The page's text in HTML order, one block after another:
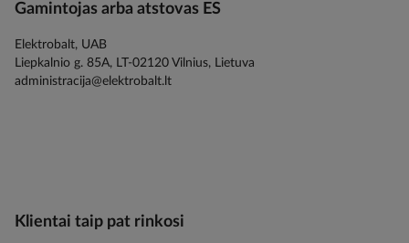
Gamintojas arba atstovas ES
Elektrobalt, UAB
Liepkalnio g. 85A, LT-02120 Vilnius, Lietuva
administracija@elektrobalt.lt
Klientai taip pat rinkosi